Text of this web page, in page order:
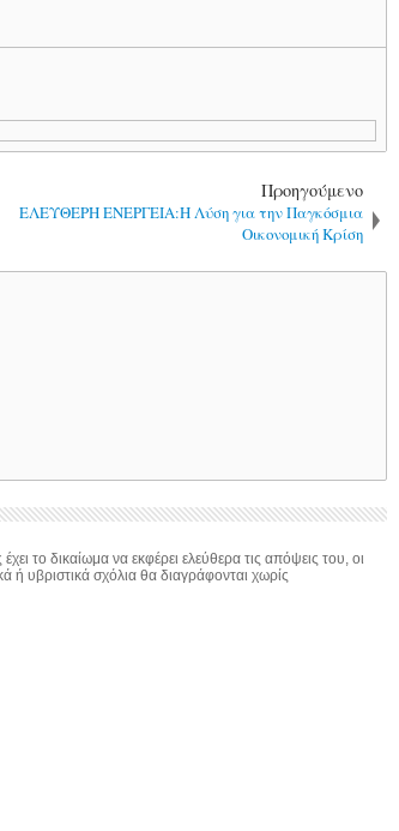
Προηγούμενο
ΕΛΕΥΘΕΡΗ ΕΝΕΡΓΕΙΑ:Η Λύση για την Παγκόσμια
Οικονομική Κρίση
το δικαίωμα να εκφέρει ελεύθερα τις απόψεις του, οι
ή υβριστικά σχόλια θα διαγράφονται χωρίς